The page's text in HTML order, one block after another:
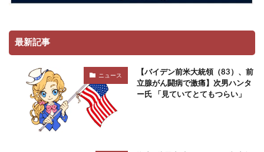
最新記事
ニュース
【バイデン前米大統領（83）、前
立腺がん闘病で激痛】次男ハンタ
ー氏 「見ていてとてもつらい」